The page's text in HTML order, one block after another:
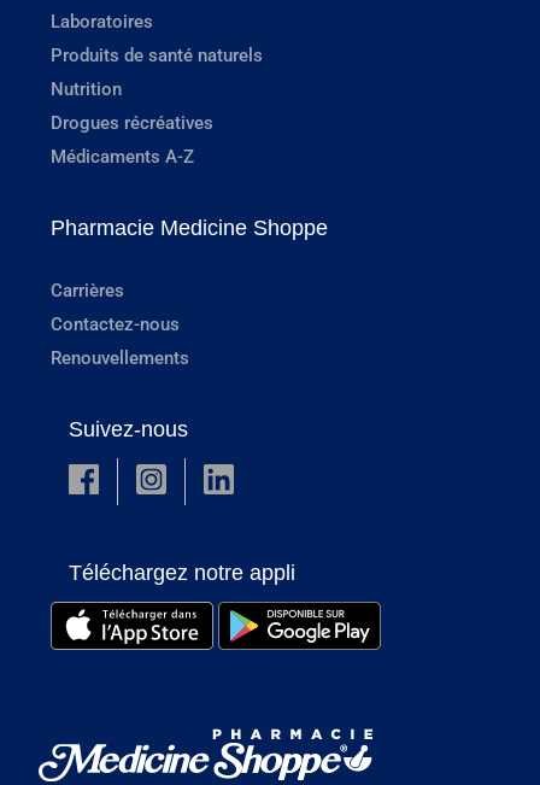
Laboratoires
Produits de santé naturels
Nutrition
Drogues récréatives
Médicaments A-Z
Pharmacie Medicine Shoppe
Carrières
Contactez-nous
Renouvellements
Suivez-nous
Téléchargez notre appli